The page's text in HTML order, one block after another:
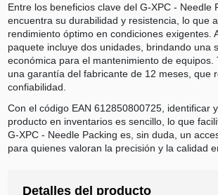
Entre los beneficios clave del G-XPC - Needle
encuentra su durabilidad y resistencia, lo que
rendimiento óptimo en condiciones exigentes.
paquete incluye dos unidades, brindando una
económica para el mantenimiento de equipos.
una garantía del fabricante de 12 meses, que
confiabilidad.
Con el código EAN 612850800725, identificar
producto en inventarios es sencillo, lo que
G-XPC - Needle Packing es, sin duda, un
para quienes valoran la precisión y la calidad
Detalles del producto